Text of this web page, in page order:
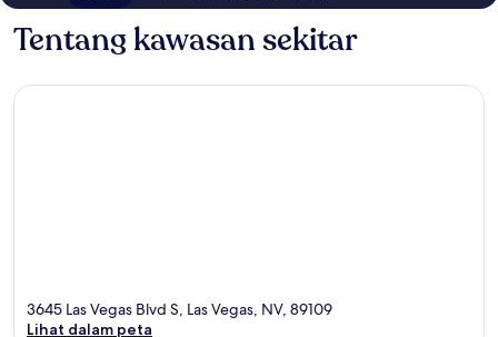
Tentang kawasan sekitar
3645 Las Vegas Blvd S, Las Vegas, NV, 89109
Lihat dalam peta